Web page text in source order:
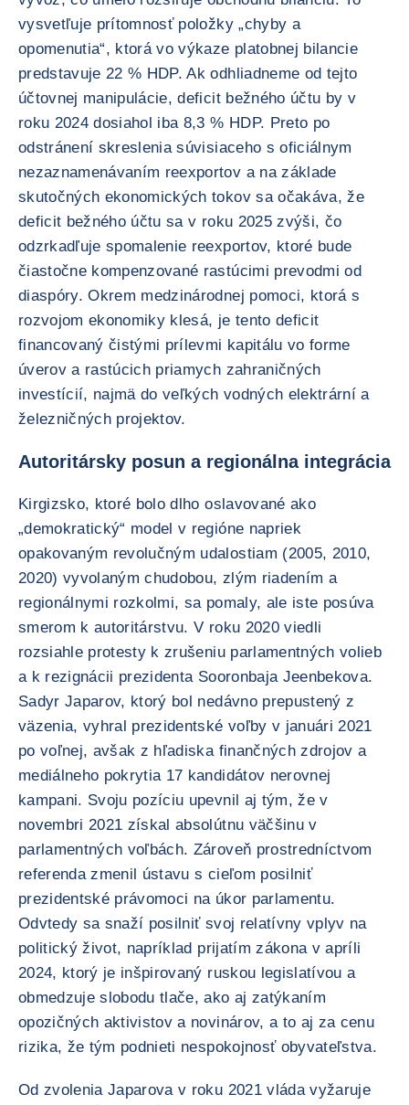
vysvetľuje prítomnosť položky „chyby a
opomenutia“, ktorá vo výkaze platobnej bilancie
predstavuje 22 % HDP. Ak odhliadneme od tejto
účtovnej manipulácie, deficit bežného účtu by v
roku 2024 dosiahol iba 8,3 % HDP. Preto po
odstránení skreslenia súvisiaceho s oficiálnym
nezaznamenávaním reexportov a na základe
skutočných ekonomických tokov sa očakáva, že
deficit bežného účtu sa v roku 2025 zvýši, čo
odzrkadľuje spomalenie reexportov, ktoré bude
čiastočne kompenzované rastúcimi prevodmi od
diaspóry. Okrem medzinárodnej pomoci, ktorá s
rozvojom ekonomiky klesá, je tento deficit
financovaný čistými prílevmi kapitálu vo forme
úverov a rastúcich priamych zahraničných
investícií, najmä do veľkých vodných elektrární a
železničných projektov.
Autoritársky posun a regionálna integrácia
Kirgizsko, ktoré bolo dlho oslavované ako
„demokratický“ model v regióne napriek
opakovaným revolučným udalostiam (2005, 2010,
2020) vyvolaným chudobou, zlým riadením a
regionálnymi rozkolmi, sa pomaly, ale iste posúva
smerom k autoritárstvu. V roku 2020 viedli
rozsiahle protesty k zrušeniu parlamentných volieb
a k rezignácii prezidenta Sooronbaja Jeenbekova.
Sadyr Japarov, ktorý bol nedávno prepustený z
väzenia, vyhral prezidentské voľby v januári 2021
po voľnej, avšak z hľadiska finančných zdrojov a
mediálneho pokrytia 17 kandidátov nerovnej
kampani. Svoju pozíciu upevnil aj tým, že v
novembri 2021 získal absolútnu väčšinu v
parlamentných voľbách. Zároveň prostredníctvom
referenda zmenil ústavu s cieľom posilniť
prezidentské právomoci na úkor parlamentu.
Odvtedy sa snaží posilniť svoj relatívny vplyv na
politický život, napríklad prijatím zákona v apríli
2024, ktorý je inšpirovaný ruskou legislatívou a
obmedzuje slobodu tlače, ako aj zatýkaním
opozičných aktivistov a novinárov, a to aj za cenu
rizika, že tým podnieti nespokojnosť obyvateľstva.
Od zvolenia Japarova v roku 2021 vláda vyžaruje